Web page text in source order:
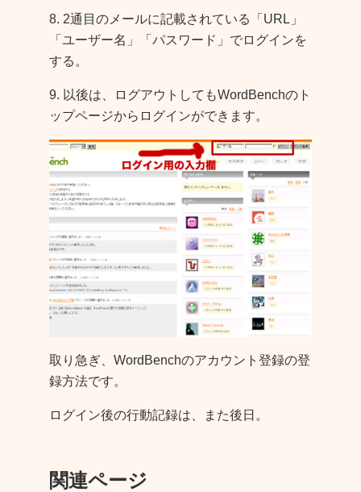
8. 2通目のメールに記載されている「URL」
「ユーザー名」「パスワード」でログインを
する。
9. 以後は、ログアウトしてもWordBenchのト
ップページからログインができます。
取り急ぎ、WordBenchのアカウント登録の登
録方法です。
ログイン後の行動記録は、また後日。
関連ページ